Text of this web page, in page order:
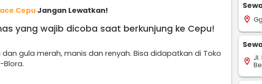
Cepu Jangan Lewatkan!
yang wajib dicoba saat berkunjung ke Cepu!
gula merah, manis dan renyah. Bisa didapatkan di Toko
Blora.
location_on
location_on